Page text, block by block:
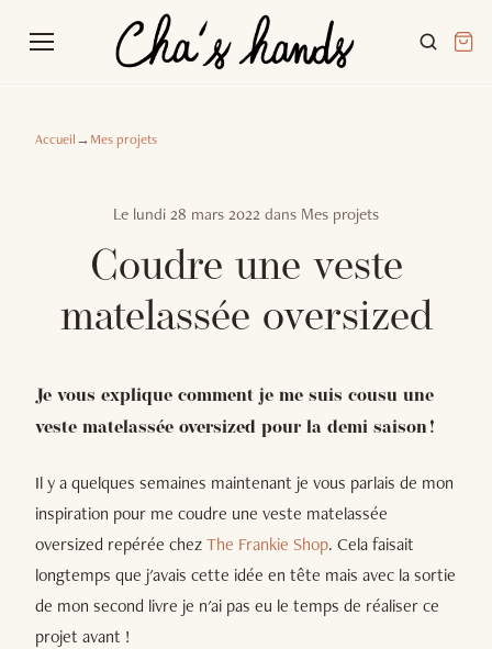
Accueil→Mes projets
Le lundi 28 mars 2022 dans Mes projets
Coudre une veste
matelassée oversized
Je vous explique comment je me suis cousu une
veste matelassée oversized pour la demi saison !
Il y a quelques semaines maintenant je vous parlais de mon
inspiration pour me coudre une veste matelassée
oversized repérée chezThe Frankie Shop. Cela faisait
longtemps que j'avais cette idée en tête mais avec la sortie
de mon second livre je n'ai pas eu le temps de réaliser ce
projet avant !